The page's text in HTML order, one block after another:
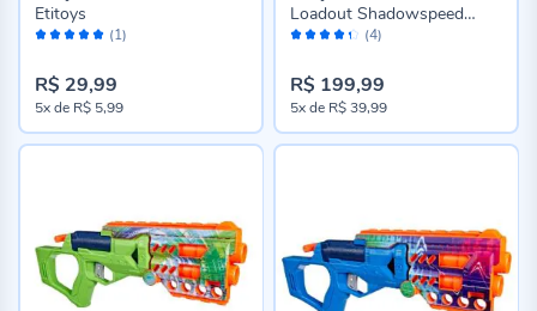
Avaliação: (1)
Etitoys
R$ 29,99
5xde R$ 5,99
Avaliação: (4)
Loadout Shadowspeed
Recon Nerf Hasbro - G1760
R$ 199,99
5xde R$ 39,99